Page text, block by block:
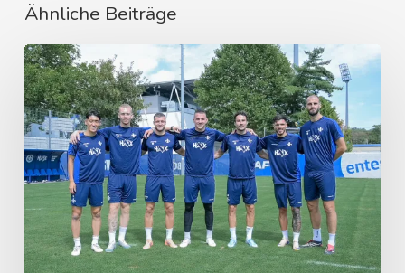
Ähnliche Beiträge